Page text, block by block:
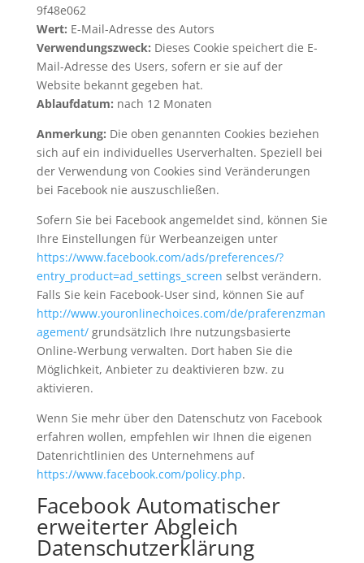
9f48e062
Wert: E-Mail-Adresse des Autors
Verwendungszweck: Dieses Cookie speichert die E-
Mail-Adresse des Users, sofern er sie auf der
Website bekannt gegeben hat.
Ablaufdatum: nach 12 Monaten
Anmerkung: Die oben genannten Cookies beziehen
sich auf ein individuelles Userverhalten. Speziell bei
der Verwendung von Cookies sind Veränderungen
bei Facebook nie auszuschließen.
Sofern Sie bei Facebook angemeldet sind, können Sie
Ihre Einstellungen für Werbeanzeigen unter
https://www.facebook.com/ads/preferences/?
entry_product=ad_settings_screen selbst verändern.
Falls Sie kein Facebook-User sind, können Sie auf
http://www.youronlinechoices.com/de/praferenzman
agement/grundsätzlich Ihre nutzungsbasierte
Online-Werbung verwalten. Dort haben Sie die
Möglichkeit, Anbieter zu deaktivieren bzw. zu
aktivieren.
Wenn Sie mehr über den Datenschutz von Facebook
erfahren wollen, empfehlen wir Ihnen die eigenen
Datenrichtlinien des Unternehmens auf
https://www.facebook.com/policy.php.
Facebook Automatischer
erweiterter Abgleich
Datenschutzerklärung